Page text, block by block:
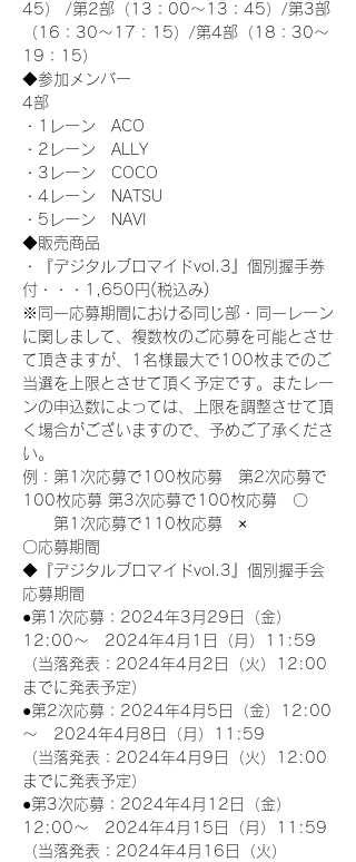
45） /第2部（13：00～13：45）/第3部
（16：30～17：15）/第4部（18：30～
19：15）
◆参加メンバー
4部
・1レーン　ACO
・2レーン　ALLY
・3レーン　COCO
・4レーン　NATSU
・5レーン　NAVI
◆販売商品
・『デジタルブロマイドvol.3』個別握手券
付・・・1,650円(税込み)
※同一応募期間における同じ部・同一レーン
に関しまして、複数枚のご応募を可能とさせ
て頂きますが、1名様最大で100枚までのご
当選を上限とさせて頂く予定です。またレー
ンの申込数によっては、上限を調整させて頂
く場合がございますので、予めご了承くださ
い。
例：第1次応募で100枚応募　第2次応募で
100枚応募 第3次応募で100枚応募　〇
第1次応募で110枚応募　×
〇応募期間
◆『デジタルブロマイドvol.3』個別握手会
応募期間
●第1次応募：2024年3月29日（金）
12:00～　2024年4月1日（月）11:59
（当落発表：2024年4月2日（火）12:00
までに発表予定）
●第2次応募：2024年4月5日（金）12:00
～　2024年4月8日（月）11:59
（当落発表：2024年4月9日（火）12:00
までに発表予定）
●第3次応募：2024年4月12日（金）
12:00～　2024年4月15日（月）11:59
（当落発表：2024年4月16日（火）